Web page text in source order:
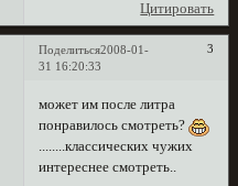
Цитировать
Поделиться 3
2008-01-
31 16:20:33
может им после литра
понравилось смотреть?
........классических чужих
интереснее смотреть..